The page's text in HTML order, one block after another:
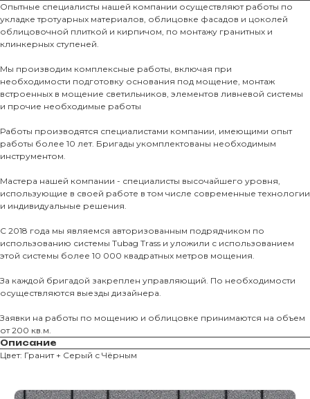
Опытные специалисты нашей компании осуществляют работы по
укладке тротуарных материалов, облицовке фасадов и цоколей
облицовочной плиткой и кирпичом, по монтажу гранитных и
клинкерных ступеней.
Мы производим комплексные работы, включая при
необходимости подготовку основания под мощение, монтаж
встроенных в мощение светильников, элементов ливневой системы
и прочие необходимые работы
Работы производятся специалистами компании, имеющими опыт
работы более 10 лет. Бригады укомплектованы необходимым
инструментом.
Мастера нашей компании - специалисты высочайшего уровня,
использующие в своей работе в том числе современные технологии
и индивидуальные решения.
С 2018 года мы являемся авторизованным подрядчиком по
использованию системы Tubag Trass и уложили с использованием
этой системы более 10 000 квадратных метров мощения.
За каждой бригадой закреплен управляющий. По необходимости
осуществляются выезды дизайнера.
Заявки на работы по мощению и облицовке принимаются на объем
от 200 кв.м.
Описание
Цвет: Гранит + Серый с Чёрным
облицовочных материалов
ПОМОЩЬ
О КОМПАНИИ
Навесы,